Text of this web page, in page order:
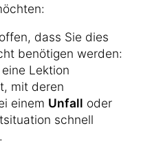
dass Sie dies
benötigen werden:
Lektion
mit deren
einem Unfall oder
schnell